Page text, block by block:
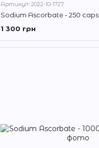
Артикул: 2022-10-1727
Sodium Ascorbate - 250 caps
1 300 грн